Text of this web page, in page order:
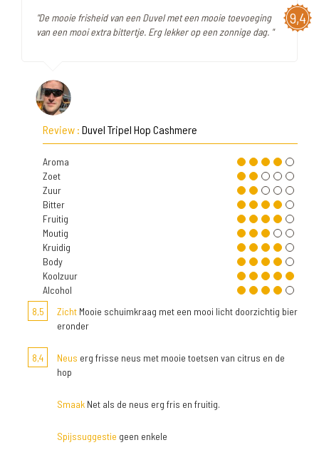
9,4
"De mooie frisheid van een Duvel met een mooie toevoeging
van een mooi extra bittertje. Erg lekker op een zonnige dag. "
Review : Duvel Tripel Hop Cashmere
Aroma
Zoet
Zuur
Bitter
Fruitig
Moutig
Kruidig
Body
Koolzuur
Alcohol
8,5
Zicht Mooie schuimkraag met een mooi licht doorzichtig bier
eronder
8,4 Neus erg frisse neus met mooie toetsen van citrus en de
hop
Smaak Net als de neus erg fris en fruitig.
Spijssuggestie geen enkele